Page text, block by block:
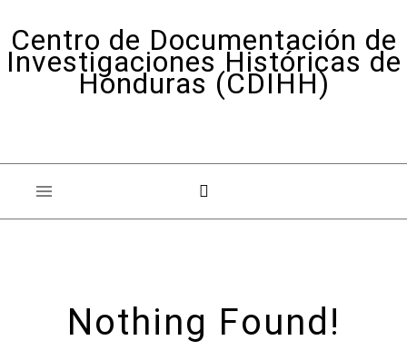
Centro de Documentación de
Investigaciones Históricas de
Honduras (CDIHH)
Nothing Found!